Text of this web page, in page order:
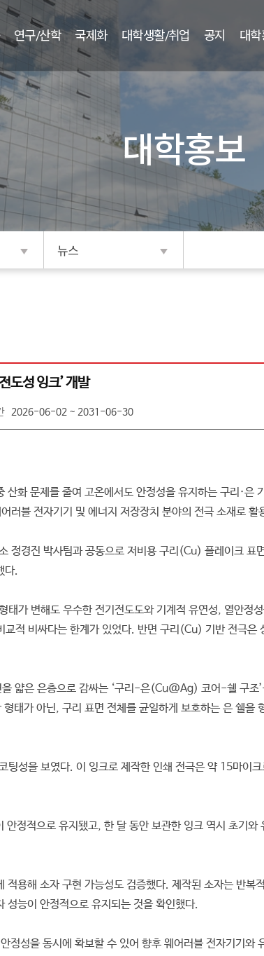
연구/산학 국제화 대학생활/취업 공지 대
대학홍보
뉴스
도성 잉크’ 개발
2026-06-02 ~ 2031-06-30
화 문제를 줄여 고온에서도 안정성을 유지하는 구리·은
러블 전자기기 및 에너지 저장장치 분야의 전극 소재로 활
정경진 박사팀과 공동으로 저비용 구리(Cu) 플레이크
다.
가 변해도 우수한 전기전도도와 기계적 유연성, 열안정
적 비싸다는 한계가 있었다. 반면 구리(Cu) 기반 전극은
얇은 은층으로 감싸는 ‘구리-은(Cu@Ag) 코어-쉘 구조
태가 아닌, 구리 표면 전체를 균일하게 보호하는 은 쉘을
팅성을 보였다. 이 잉크로 제작한 인쇄 전극은 약 15마
적으로 유지됐고, 한 달 동안 보관한 잉크 역시 초기와
용해 소자 구현 가능성도 검증했다. 제작된 소자는 반
성능이 안정적으로 유지되는 것을 확인했다.
정성을 동시에 확보할 수 있어 향후 웨어러블 전자기기와